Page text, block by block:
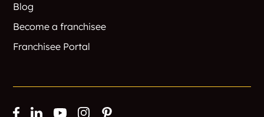
Blog
Become a franchisee
Franchisee Portal